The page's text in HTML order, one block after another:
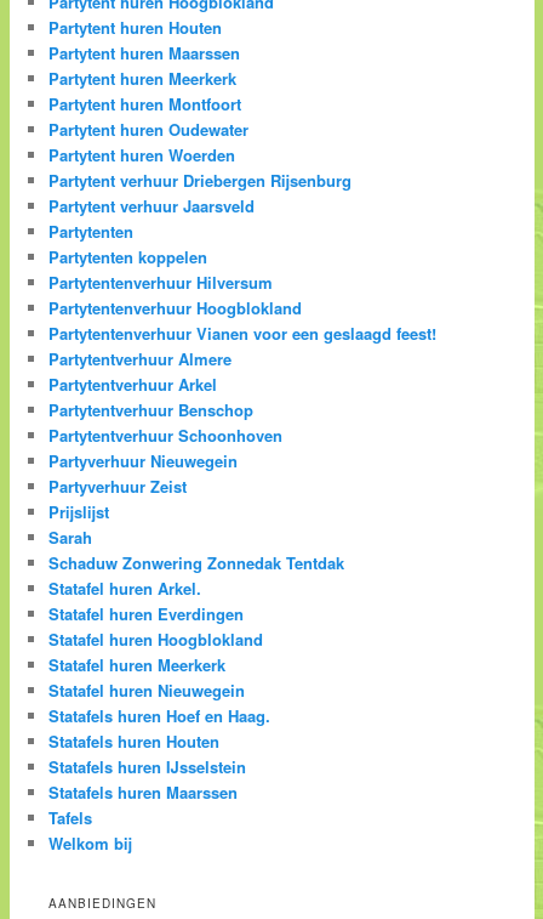
Partytent huren Houten
Partytent huren Maarssen
Partytent huren Meerkerk
Partytent huren Montfoort
Partytent huren Oudewater
Partytent huren Woerden
Partytent verhuur Driebergen Rijsenburg
Partytent verhuur Jaarsveld
Partytenten
Partytenten koppelen
Partytentenverhuur Hilversum
Partytentenverhuur Hoogblokland
Partytentenverhuur Vianen voor een geslaagd feest!
Partytentverhuur Almere
Partytentverhuur Arkel
Partytentverhuur Benschop
Partytentverhuur Schoonhoven
Partyverhuur Nieuwegein
Partyverhuur Zeist
Prijslijst
Sarah
Schaduw Zonwering Zonnedak Tentdak
Statafel huren Arkel.
Statafel huren Everdingen
Statafel huren Hoogblokland
Statafel huren Meerkerk
Statafel huren Nieuwegein
Statafels huren Hoef en Haag.
Statafels huren Houten
Statafels huren IJsselstein
Statafels huren Maarssen
Tafels
Welkom bij
AANBIEDINGEN